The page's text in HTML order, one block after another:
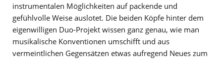
instrumentalen Möglichkeiten auf packende und
gefühlvolle Weise auslotet. Die beiden Köpfe hinter dem
eigenwilligen Duo-Projekt wissen ganz genau, wie man
musikalische Konventionen umschifft und aus
vermeintlichen Gegensätzen etwas aufregend Neues zum